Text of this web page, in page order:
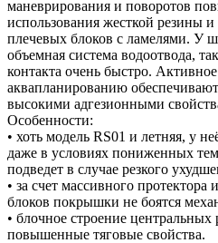
маневрирования и поворотов
использования жесткой резины
плечевых блоков с ламелями. У
объемная система водоотвода,
контакта очень быстро.
аквапланированию
высокими адгезионными
Особенности:
• хоть модель RS01 и летняя, у
даже в условиях пониженных
подведет в случае резкого
• за счет массивного
блоков покрышки не боятся
• блочное строение центральных
повышенные тяговые свойства.